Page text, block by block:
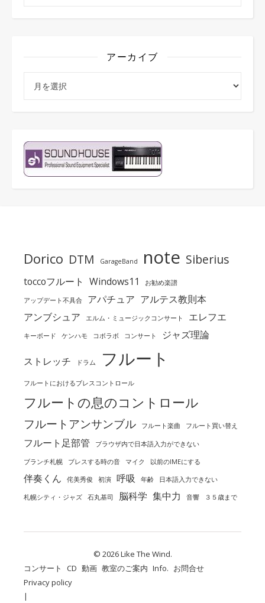
アーカイブ
Dorico DTM GarageBand note Siberius
toccoフルート Windows11 お勧め楽譜
アップデート不具合 アパチュア アルテス教則本
アンブシュア
エルム・ミュージックコンサート エレフエ
キーボード ケンハモ コボラボ コンサート ジャズ理論
ストレッチ ドラム フルート
フルートにおけるブレスコントロール
フルートの息のコントロール
フルートアンサンブル フルート楽曲 フルート買い替え
フルート足部管 ブラウザ内で日本語入力ができない
ブランチ札幌 ブレスする時の音 マイク 以前のIMEにする
伴奏くん 侘美秀俊 初演 呼吸 年齢 日本語入力できない
札幌シティ・ジャズ 石丸基司 脳科学 集中力 音響 ３５歳まで
© 2026 Like The Wind.
コンサート
CD 動画 教室のご案内 Info. お問合せ
Privacy policy